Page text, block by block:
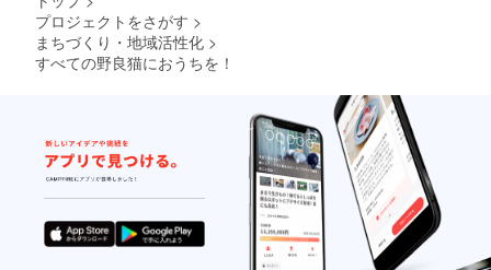
プロジェクトをさがす >
まちづくり・地域活性化 >
すべての野良猫におうちを！